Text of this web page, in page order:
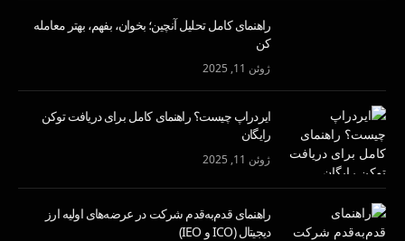
راهنمای کامل تحلیل آنچین؛ بخوان، بفهم، بهتر معامله
کن
ژوئن 11, 2025
ایردراپ چیست؟ راهنمای کامل برای دریافت توکن
رایگان
ژوئن 11, 2025
راهنمای قدم‌به‌قدم شرکت در عرضه‌های اولیه ارز
دیجیتال (ICO و IEO)